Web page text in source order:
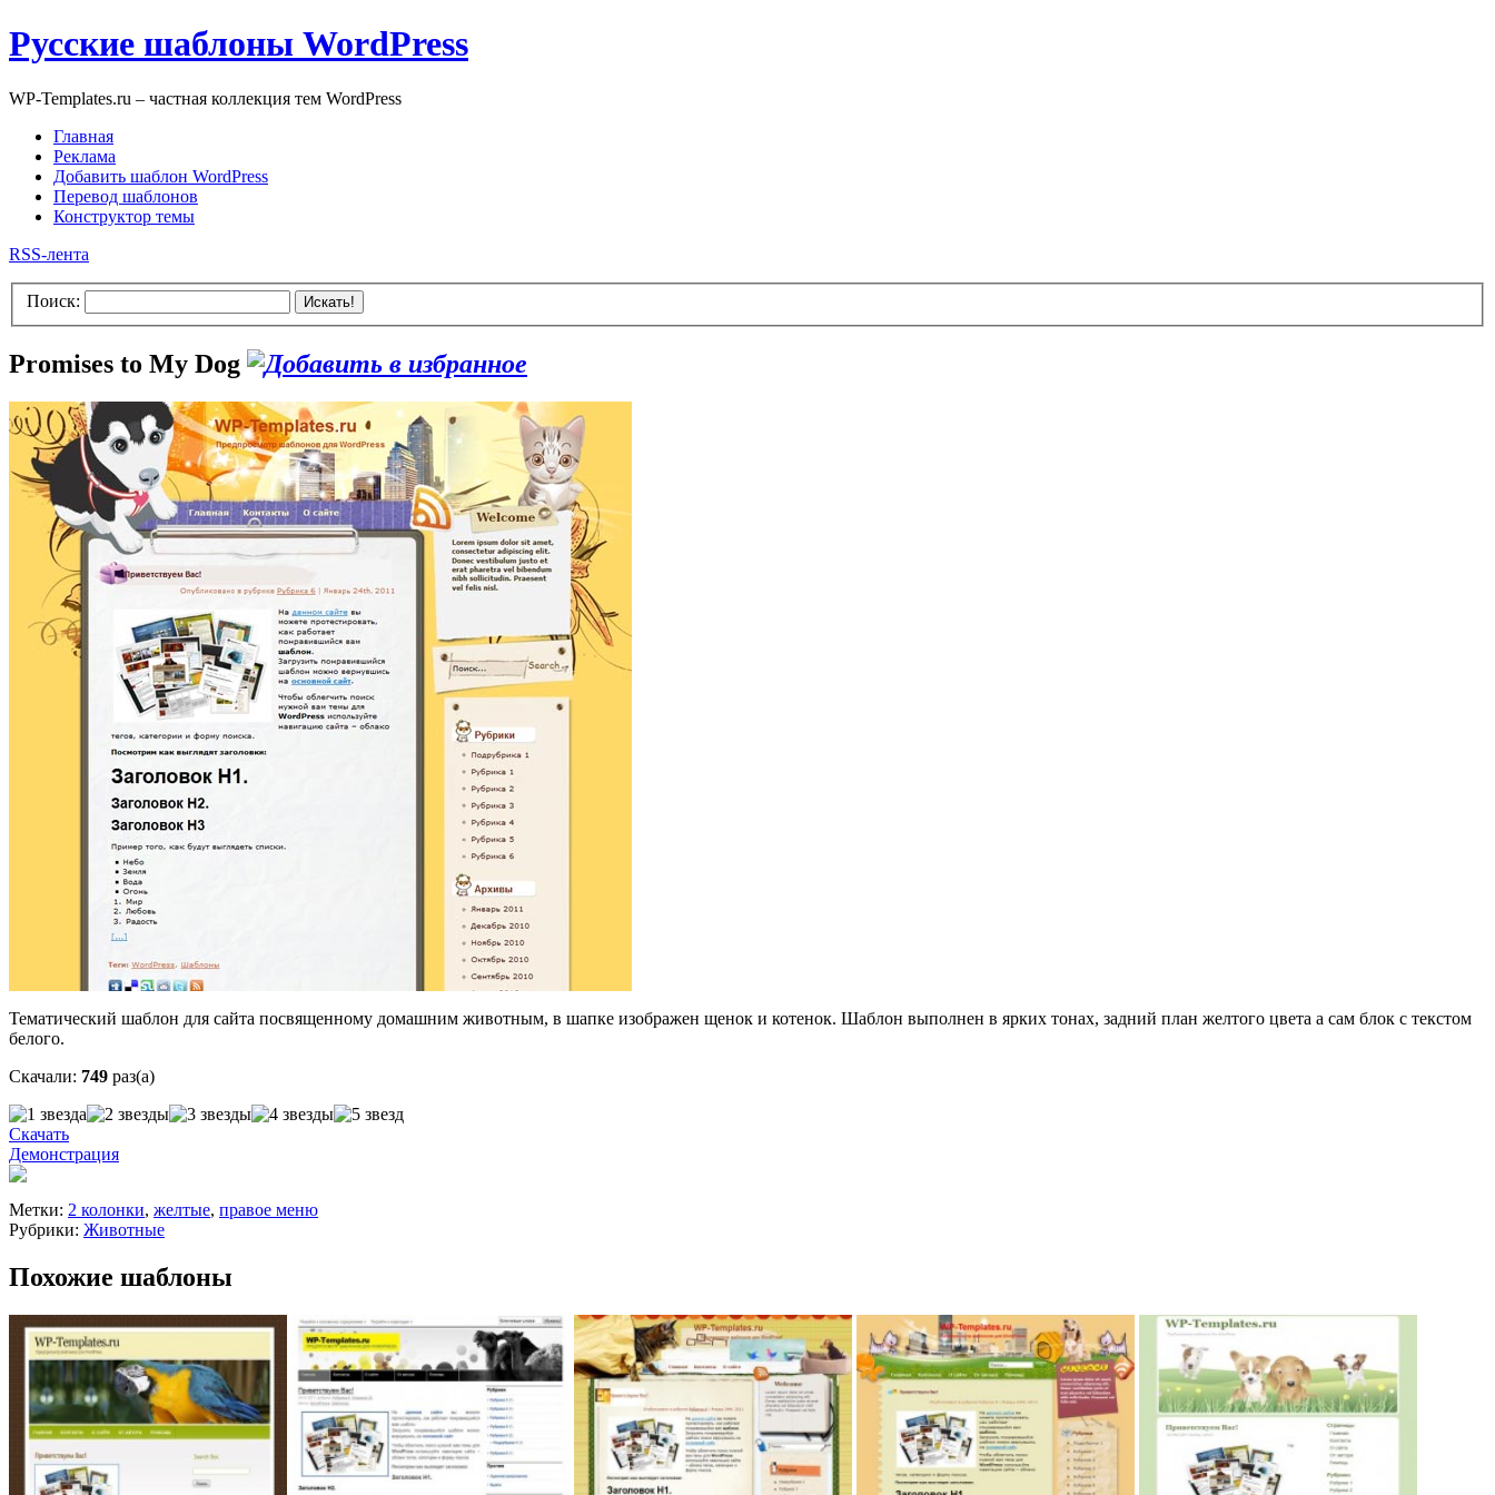
Русские шаблоны WordPress
WP-Templates.ru – частная коллекция тем WordPress
Главная
Реклама
Добавить шаблон WordPress
Перевод шаблонов
Конструктор темы
RSS-лента
Поиск: Искать!
Promises to My Dog
Тематический шаблон для сайта посвященному домашним животным, в шапке изображен щенок и котенок. Шаблон выполнен в ярких тонах, задний план желтого цвета а сам блок с текстом
белого.
Скачали: 749 раз(а)
Скачать
Демонстрация
Метки: 2 колонки, желтые, правое меню
Рубрики: Животные
Похожие шаблоны